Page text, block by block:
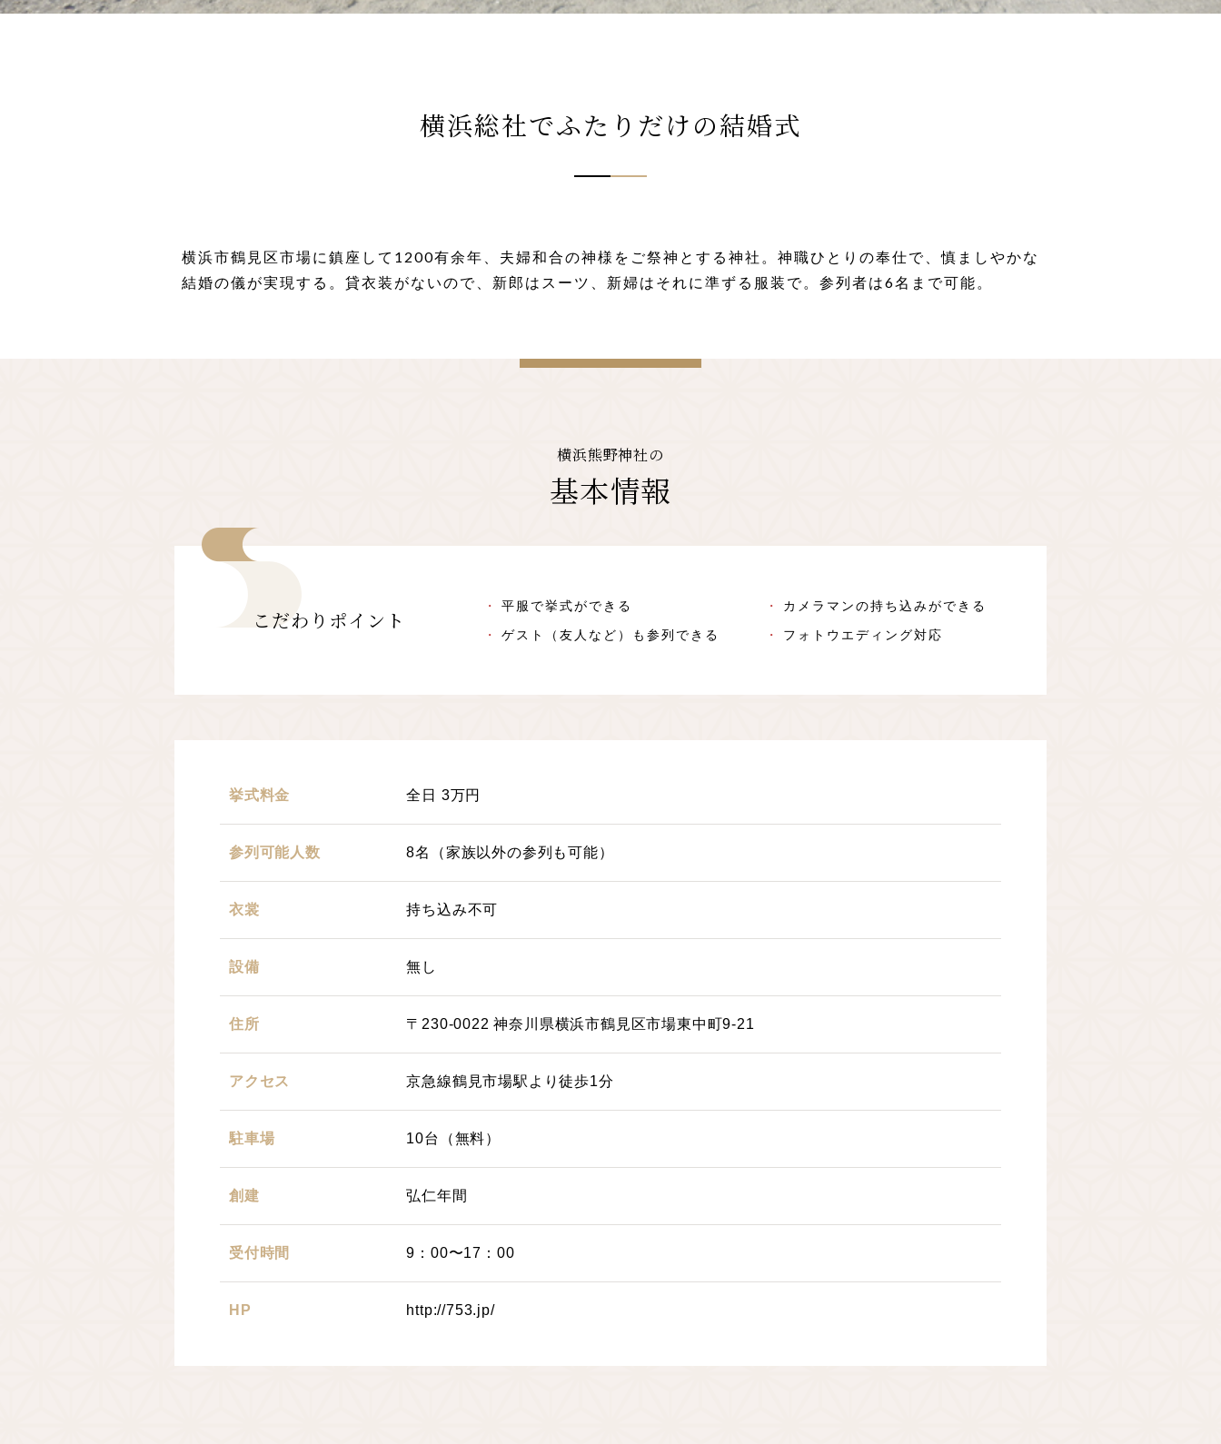
横浜総社でふたりだけの結婚式
横浜市鶴見区市場に鎮座して1200有余年、夫婦和合の神様をご祭神とする神社。神職ひとりの奉仕で、慎ましやかな
結婚の儀が実現する。貸衣装がないので、新郎はスーツ、新婦はそれに準ずる服装で。参列者は6名まで可能。
横浜熊野神社の
基本情報
こだわりポイント
平服で挙式ができる
カメラマンの持ち込みができる
ゲスト（友人など）も参列できる
フォトウエディング対応
挙式料金 全日 3万円
参列可能人数 8名（家族以外の参列も可能）
衣裳 持ち込み不可
設備 無し
住所 〒230-0022 神奈川県横浜市鶴見区市場東中町9-21
アクセス 京急線鶴見市場駅より徒歩1分
駐車場 10台（無料）
創建 弘仁年間
受付時間 9：00〜17：00
HP http://753.jp/